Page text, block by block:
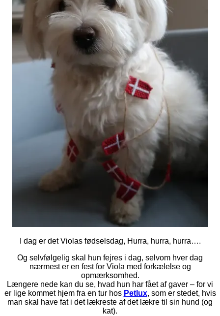
I dag er det Violas fødselsdag, Hurra, hurra, hurra….
Og selvfølgelig skal hun fejres i dag, selvom hver dag
nærmest er en fest for Viola med forkælelse og
opmærksomhed.
Længere nede kan du se, hvad hun har fået af gaver – for vi
er lige kommet hjem fra en tur hos Petlux, som er stedet, hvis
man skal have fat i det lækreste af det lækre til sin hund (og
kat).